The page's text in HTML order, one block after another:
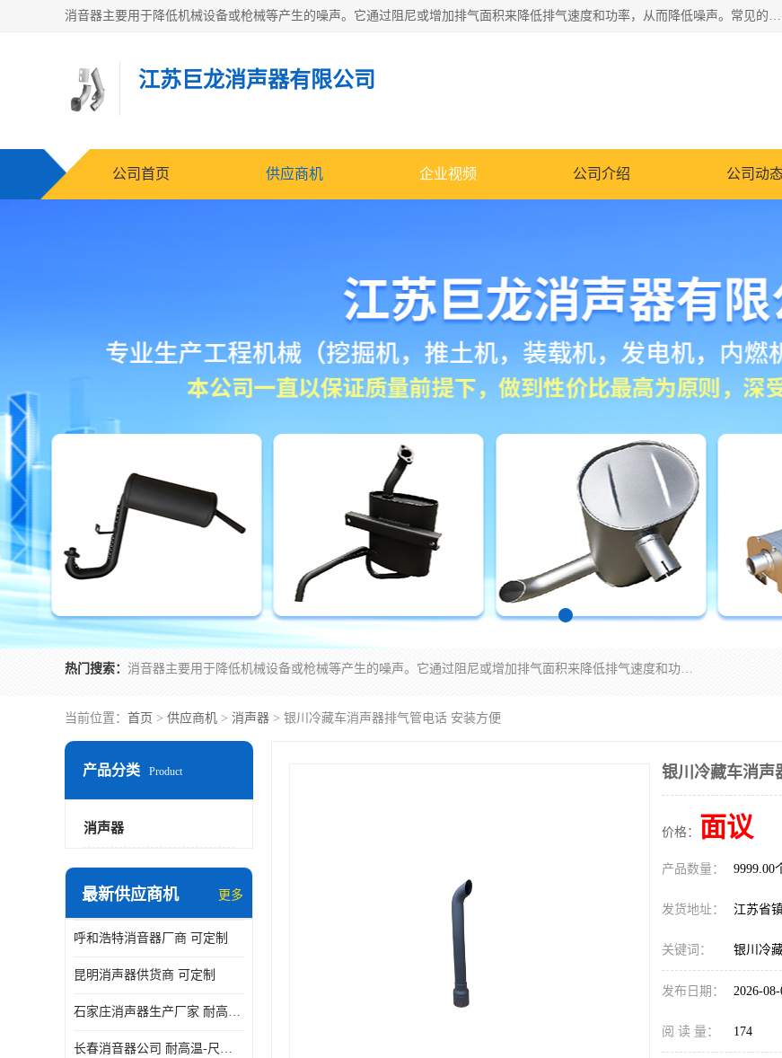
消音器主要用于降低机械设备或枪械等产生的噪声。它通过阻尼或增加排气面积来降低排气速度和功率，从而降低噪声。常见的消音器类型包括阻性消声器、抗性消声器、共振消声器以及阻抗复合式消声器等。这些消音器各有特点，适用于不同频率的噪声消除。
江苏巨龙消声器有限公司
公司首页 供应商机 企业视频 公司介绍 公司动
热门搜索： 消音器主要用于降低机械设备或枪械等产生的噪声。它通过阻尼或增加排气面积来降低排气速度和功率，从而降低噪声。常见的消音器类型包括阻性消声器、抗性消声器、共振消声器以及阻抗复合式消声器等。这些消音器各有特点，适用于不同频率的噪声消除。
当前位置： 首页 > 供应商机 > 消声器 > 银川冷藏车消声器排气管电话 安装方便
产品分类 Product
消声器
最新供应商机 更多
呼和浩特消音器厂商 可定制
昆明消声器供货商 可定制
石家庄消声器生产厂家 耐高温-尺寸可定制
长春消音器公司 耐高温-尺寸可定制
银川冷藏车消声
价格： 面议
产品数量： 9999.00
发货地址： 江苏省
关键词： 银川冷
发布日期： 2026-
阅 读 量： 174